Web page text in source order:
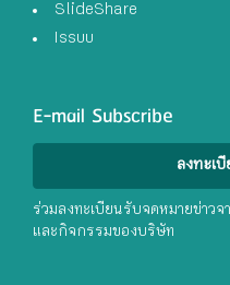
SlideShare
Issuu
E-mail Subscribe
ลงทะเ
ร่วมลงทะเบียนรับจดหมายข่าว
และกิจกรรมของบริษัท